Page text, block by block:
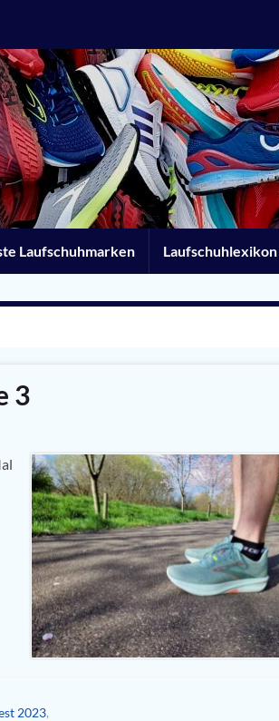
Laufschuhmarken Laufschuhlexikon
3
2023,